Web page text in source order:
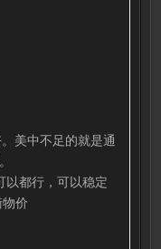
美中不足的就是通
以都行，可以稳定
价